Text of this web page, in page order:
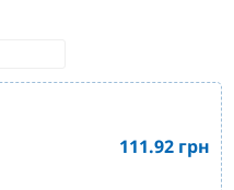
111.92 грн